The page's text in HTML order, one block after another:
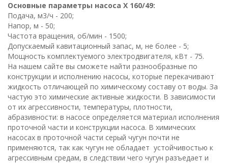
Основные параметры насоса Х 160/49:
Подача, м3/ч - 200;
Напор, м - 50;
Частота вращения, об/мин - 1500;
Допускаемый кавитационный запас, м, не более - 5;
Мощность комплектуемого электродвигателя, кВт - 75.
На нашем сайте вы сможете найти разнообразные по
конструкции и исполнению насосы, которые перекачивают
жидкость отличающей по химическому составу от воды. За
частую это химические активные жидкости. В зависимости
от их агрессивности, температуры, плотности,
абразивности: в насосе определяется материал исполнения
проточной части и конструкции насоса. В химических
насосах в проточной части серый чугун почти не
применяются, так как чугун не обладает устойчивостью к
агрессивным средам, в следствии чего чугун разъедает и